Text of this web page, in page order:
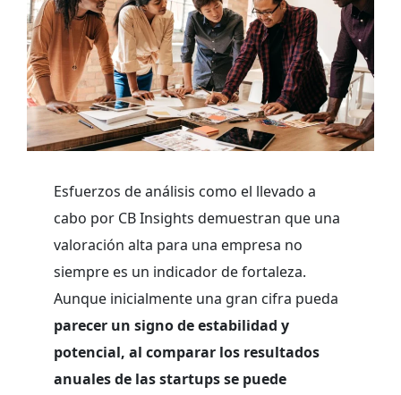
Esfuerzos de análisis como el llevado a
cabo por CB Insights demuestran que una
valoración alta para una empresa no
siempre es un indicador de fortaleza.
Aunque inicialmente una gran cifra pueda
parecer un signo de estabilidad y
potencial, al comparar los resultados
anuales de las startups se puede